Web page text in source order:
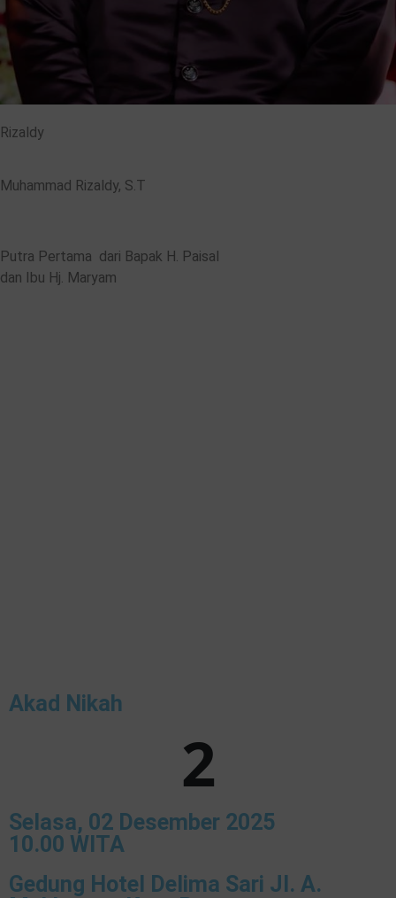
Rizaldy
Muhammad Rizaldy, S.T
Putra Pertama dari Bapak H. Paisal
dan Ibu Hj. Maryam
Akad Nikah
2
Selasa, 02 Desember 2025
10.00 WITA
Gedung Hotel Delima Sari Jl. A.